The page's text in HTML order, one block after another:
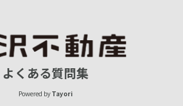
よくある質問集
Powered by Tayori